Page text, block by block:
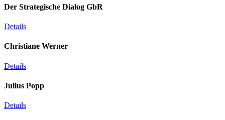
Der Strategische Dialog GbR
Details
Christiane Werner
Details
Julius Popp
Details